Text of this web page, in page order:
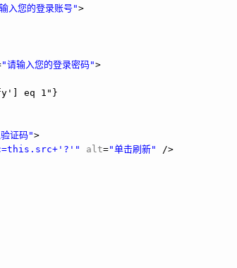
入您的登录账号">
"请输入您的登录密码">
eq 1"}
证码">
alt="单击刷新"
/>